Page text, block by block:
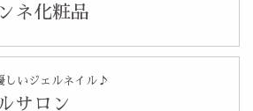
ネ化粧品
しいジェルネイル♪
サロン